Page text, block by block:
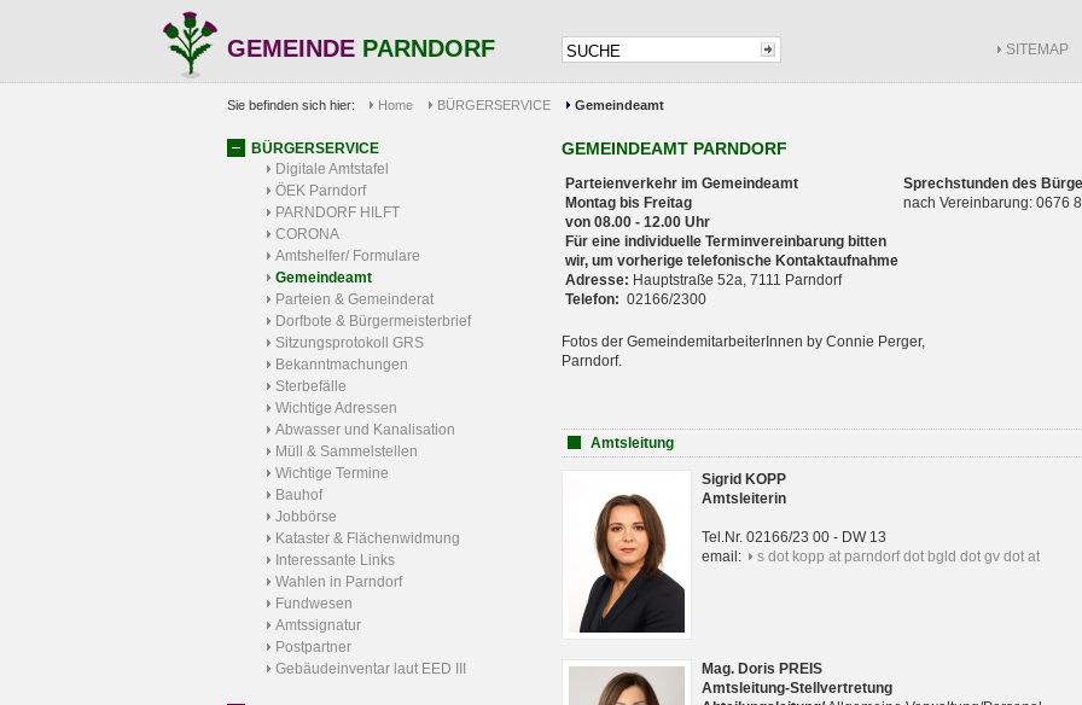
GEMEINDE PARNDORF SITEMAP
Sie befinden sich hier: Home BÜRGERSERVICE Gemeindeamt
BÜRGERSERVICE
Digitale Amtstafel
ÖEK Parndorf
PARNDORF HILFT
CORONA
Amtshelfer/ Formulare
Gemeindeamt
Parteien & Gemeinderat
Dorfbote & Bürgermeisterbrief
Sitzungsprotokoll GRS
Bekanntmachungen
Sterbefälle
Wichtige Adressen
Abwasser und Kanalisation
Müll & Sammelstellen
Wichtige Termine
Bauhof
Jobbörse
Kataster & Flächenwidmung
Interessante Links
Wahlen in Parndorf
Fundwesen
Amtssignatur
Postpartner
Gebäudeinventar laut EED III
GEMEINDEAMT PARNDORF
Parteienverkehr im Gemeindeamt
Montag bis Freitag
von 08.00 - 12.00 Uhr
Für eine individuelle Terminvereinbarung bitten
wir, um vorherige telefonische Kontaktaufnahme
Adresse: Hauptstraße 52a, 7111 Parndorf
Telefon: 02166/2300
Sprechstunden des
nach Vereinbarung: 0676
Fotos der GemeindemitarbeiterInnen by Connie Perger,
Parndorf.
Amtsleitung
Sigrid KOPP
Amtsleiterin
Tel.Nr. 02166/23 00 - DW 13
email:
s dot kopp at parndorf dot bgld dot gv dot at
Mag. Doris PREIS
Amtsleitung-Stellvertretung